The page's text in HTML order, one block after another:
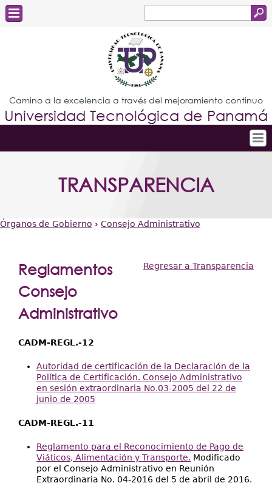
de
búsqueda
Estudiantes
Docentes
Administrativos
Graduados
Camino a la excelencia a través del mejoramiento continuo
Universidad Tecnológica de Panamá
Conoce la UTP
Investigación
Centros Regionales
Internacional
Transparencia
TRANSPARENCIA
está
aquí
Órganos de Gobierno › Consejo Administrativo
Regresar a Transparencia
Reglamentos
Consejo
Administrativo
CADM-REGL.-12
Autoridad de certificación de la Declaración de la
Política de Certificación. Consejo Administrativo
en sesión extraordinaria No.03-2005 del 22 de
junio de 2005
CADM-REGL.-11
Reglamento para el Reconocimiento de Pago de
Viáticos, Alimentación y Transporte. Modificado
por el Consejo Administrativo en Reunión
Extraordinaria No. 04-2016 del 5 de abril de 2016.